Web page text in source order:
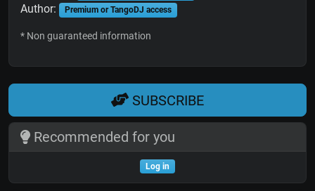
Author: Premium or TangoDJ access
* Non guaranteed information
SUBSCRIBE
Recommended for you
Log in